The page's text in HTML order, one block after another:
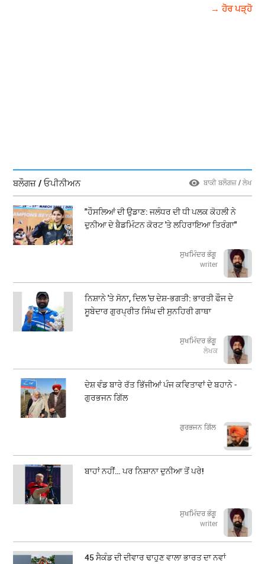
→ ਹੋਰ ਪੜ੍ਹੋ
ਬਲੌਗਜ਼ / ਓਪੀਨੀਅਨ ਬਾਕੀ ਬਲੌਗਜ਼ / ਲੇਖ
"ਹੌਸਲਿਆਂ ਦੀ ਉਡਾਣ: ਜਲੰਧਰ ਦੀ ਧੀ ਪਲਕ ਕੋਹਲੀ ਨੇ
ਦੁਨੀਆ ਦੇ ਬੈਡਮਿੰਟਨ ਕੋਰਟ 'ਤੇ ਲਹਿਰਾਇਆ ਤਿਰੰਗਾ"
ਸੁਖਮਿੰਦਰ ਭੰਗੂ
writer
ਨਿਸ਼ਾਨੇ 'ਤੇ ਸੋਨਾ, ਦਿਲ 'ਚ ਦੇਸ਼-ਭਗਤੀ: ਭਾਰਤੀ ਫੌਜ ਦੇ
ਸੂਬੇਦਾਰ ਗੁਰਪ੍ਰੀਤ ਸਿੰਘ ਦੀ ਸੁਨਹਿਰੀ ਗਾਥਾ
ਸੁਖਮਿੰਦਰ ਭੰਗੂ
ਲੇਖਕ
ਦੇਸ਼ ਵੰਡ ਬਾਰੇ ਰੱਤ ਭਿੱਜੀਆਂ ਪੰਜ ਕਵਿਤਾਵਾਂ ਦੇ ਬਹਾਨੇ -
ਗੁਰਭਜਨ ਗਿੱਲ
​​​​​​​ਗੁਰਭਜਨ ਗਿੱਲ
ਬਾਹਾਂ ਨਹੀਂ… ਪਰ ਨਿਸ਼ਾਨਾ ਦੁਨੀਆ ਤੋਂ ਪਰੇ!
ਸੁਖਮਿੰਦਰ ਭੰਗੂ
writer
45 ਸੈਕੰਡ ਦੀ ਦੀਵਾਰ ਢਾਹੁਣ ਵਾਲਾ ਭਾਰਤ ਦਾ ਨਵਾਂ